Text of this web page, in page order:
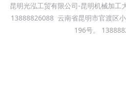
昆明光泓工贸有限公司-昆明机械加工
13888826088 云南省昆明市官渡区
196号。